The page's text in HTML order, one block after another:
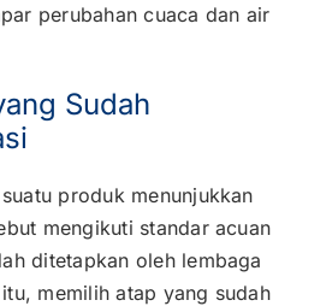
perubahan cuaca dan air
Sudah
produk menunjukkan
mengikuti standar acuan
ditetapkan oleh lembaga
memilih atap yang sudah